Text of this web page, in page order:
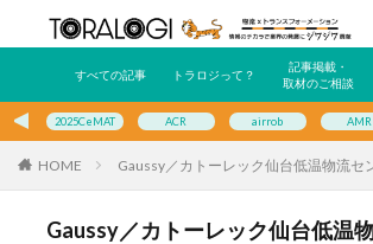
すべての記事 トラロジって？
記事掲載・
取材のご相談
2025CeMAT ACR airrob AMR
HOME Gaussy／カトーレック仙台低温物流セ
Gaussy／カトーレック仙台低温